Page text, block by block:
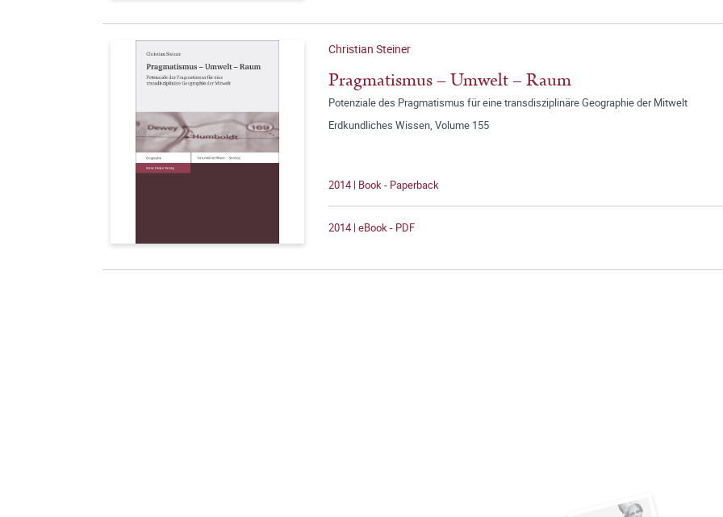
Christian Steiner
Pragmatismus – Umwelt – Raum
Potenziale des Pragmatismus für eine transdisziplinäre Geographie der Mitwelt
Erdkundliches Wissen, Volume 155
2014 | Book - Paperback
2014 | eBook - PDF